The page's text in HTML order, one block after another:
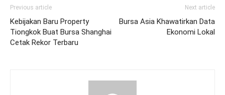
Previous article
Kebijakan Baru Property
Tiongkok Buat Bursa Shanghai
Cetak Rekor Terbaru
Next article
Bursa Asia Khawatirkan Data
Ekonomi Lokal